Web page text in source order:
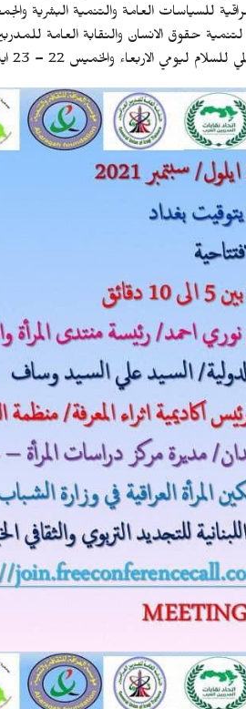
للسياسات العامة والتنمية البشرية
لتنمية حقوق الانسان والنقابة العامة
والخميس 22 – 23 ايلول/ سبتمبر 2021